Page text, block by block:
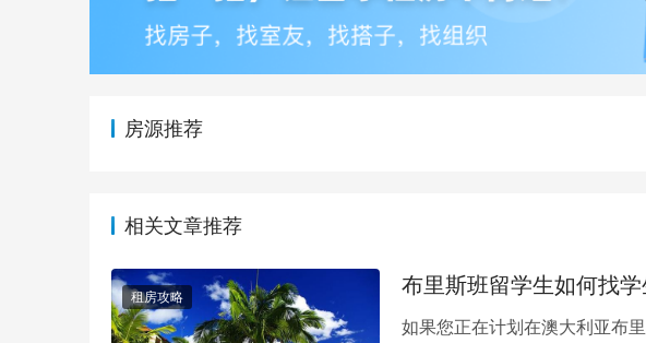
房源推荐
相关文章推荐
租房攻略 布里斯班留学生如何找
如果您正在计划在澳大利亚布